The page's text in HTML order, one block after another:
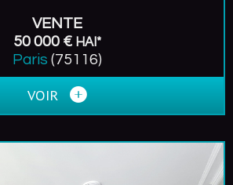
VENTE
50 000 € HAI*
Paris (75116)
VOIR